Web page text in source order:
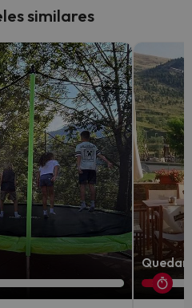
similares
Quedan